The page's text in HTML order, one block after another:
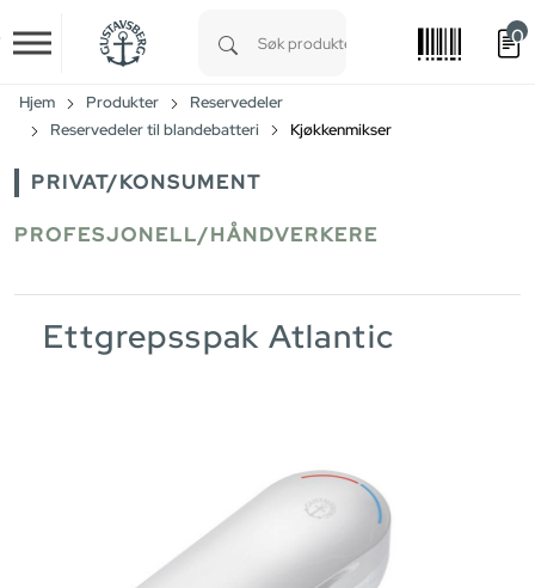
Skip to main content
0
Hjem Produkter
Reservedeler
Reservedeler til blandebatteri
Kjøkkenmikser
PRIVAT/KONSUMENT
PROFESJONELL/HÅNDVERKERE
Ettgrepsspak Atlantic